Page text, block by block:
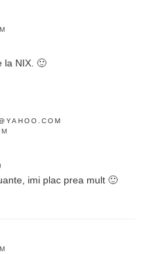
la NIX. 🙂
imi plac prea mult 🙂